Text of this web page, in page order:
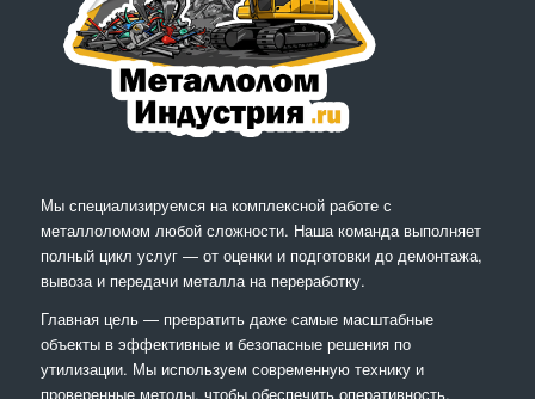
Мы специализируемся на комплексной работе с
металлоломом любой сложности. Наша команда выполняет
полный цикл услуг — от оценки и подготовки до демонтажа,
вывоза и передачи металла на переработку.
Главная цель — превратить даже самые масштабные
объекты в эффективные и безопасные решения по
утилизации. Мы используем современную технику и
проверенные методы, чтобы обеспечить оперативность,